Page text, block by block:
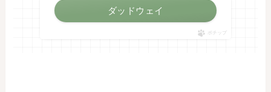
ダッドウェイ
ポチップ